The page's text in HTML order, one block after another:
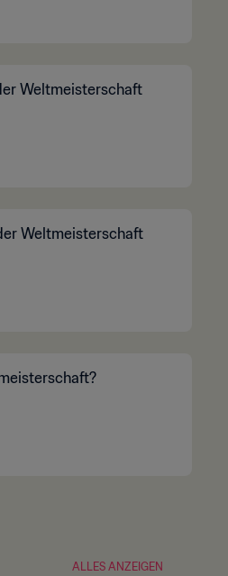
Weltmeisterschaft
Weltmeisterschaft
ALLES ANZEIGEN